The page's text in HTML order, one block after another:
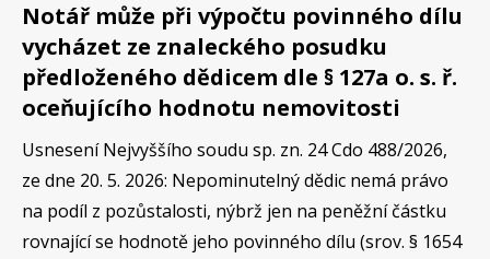
Notář může při výpočtu povinného dílu
vycházet ze znaleckého posudku
předloženého dědicem dle § 127a o. s. ř.
oceňujícího hodnotu nemovitosti
Usnesení Nejvyššího soudu sp. zn. 24 Cdo 488/2026,
ze dne 20. 5. 2026: Nepominutelný dědic nemá právo
na podíl z pozůstalosti, nýbrž jen na peněžní částku
rovnající se hodnotě jeho povinného dílu (srov. § 1654